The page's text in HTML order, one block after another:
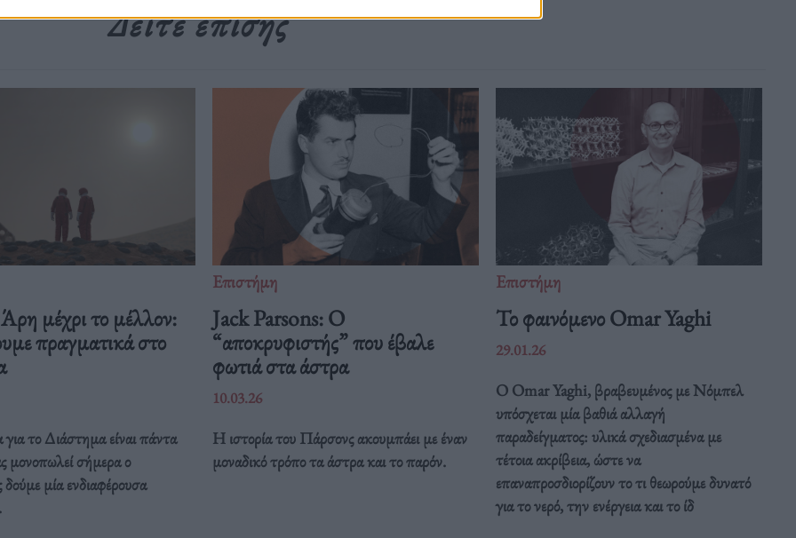
Δείτε επίσης
μέχρι το μέλλον:
πραγματικά στο
το Διάστημα είναι πάντα
μονοπωλεί σήμερα ο
μία ενδιαφέρουσα
Επιστήμη
Jack Parsons: O
“αποκρυφιστής” που έβαλε
φωτιά στα άστρα
10.03.26
Η ιστορία του Πάρσονς ακουμπάει με έναν
μοναδικό τρόπο τα άστρα και το παρόν.
Επιστήμη
Το φαινόμενο Omar Yaghi
29.01.26
Ο Omar Yaghi, βραβευμένος με Νόμπελ
υπόσχεται μία βαθιά αλλαγή
παραδείγματος: υλικά σχεδιασμένα με
τέτοια ακρίβεια, ώστε να
επαναπροσδιορίζουν το τι θεωρούμε δυνατό
για το νερό, την ενέργεια και το ίδ